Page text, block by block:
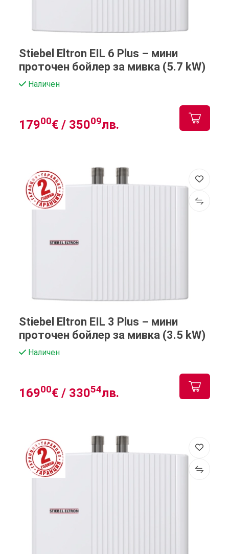
Stiebel Eltron EIL 6 Plus – мини
проточен бойлер за мивка (5.7 kW)
Наличен
17900€ / 35009лв.
Stiebel Eltron EIL 3 Plus – мини
проточен бойлер за мивка (3.5 kW)
Наличен
16900€ / 33054лв.